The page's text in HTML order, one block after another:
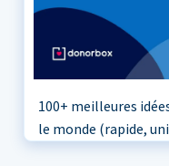
100+ meilleures
le monde (rapide,